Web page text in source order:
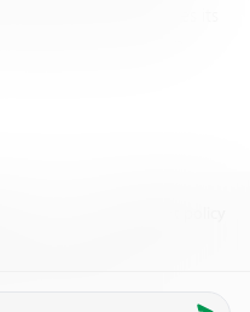
networks, Haifa makes its
to growers in
technologies LTD